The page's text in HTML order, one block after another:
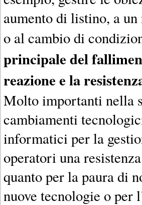
aumento di listino, a
o al cambio di
principale del
reazione e la
Molto importanti nella
cambiamenti
informatici per la
operatori una
quanto per la paura di
nuove tecnologie o per